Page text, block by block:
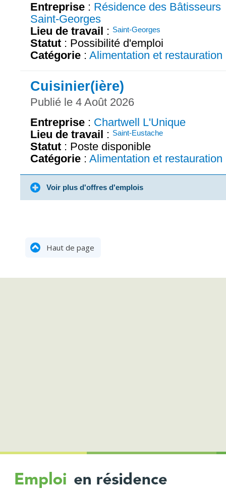
Entreprise : Résidence des Bâtisseurs
Saint-Georges
Lieu de travail : Saint-Georges
Statut : Possibilité d'emploi
Catégorie : Alimentation et restauration
Cuisinier(ière)
Publié le 4 Août 2026
Entreprise : Chartwell L'Unique
Lieu de travail : Saint-Eustache
Statut : Poste disponible
Catégorie : Alimentation et restauration
Voir plus d'offres d'emplois
Haut de page